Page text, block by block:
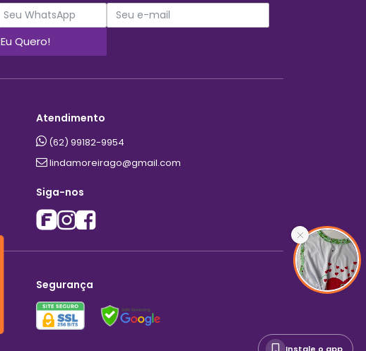
Eu Quero!
Atendimento
(62) 99182-9954
lindamoreirago@gmail.com
Siga-nos
Segurança